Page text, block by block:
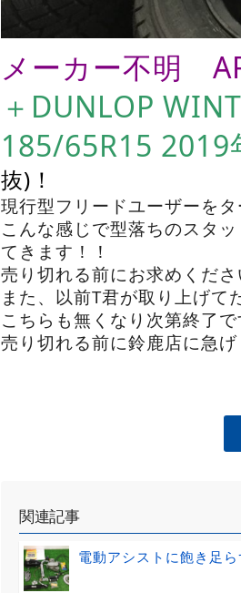
メーカー不明
＋DUNLOP
185/65R15 2019
抜)！
現行型フリードユーザーを
こんな感じで型落ちのスタ
てきます！！
売り切れる前にお求めくださ
また、以前T君が取り上げて
こちらも無くなり次第終了で
売り切れる前に鈴鹿店に急げ
関連記事
電動アシストに飽き足ら